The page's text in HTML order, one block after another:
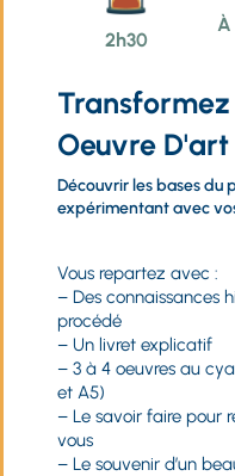
2h30
À
Transformez
Oeuvre
Découvrir les bases du
expérimentant avec
Vous repartez avec :
– Des connaissances
procédé
– Un livret explicatif
– 3 à 4 oeuvres au
et A5)
– Le savoir faire pour
vous
– Le souvenir d’un